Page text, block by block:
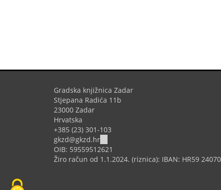
Gradska knjižnica Zadar
Stjepana Radića 11b
23000 Zadar
Hrvatska
+385 (23) 301-103
gkzd@gkzd.hr
sends
e-
mail)
OIB: 59559512621
Žiro račun od 1.1.2024. (riznica): IBAN: HR59